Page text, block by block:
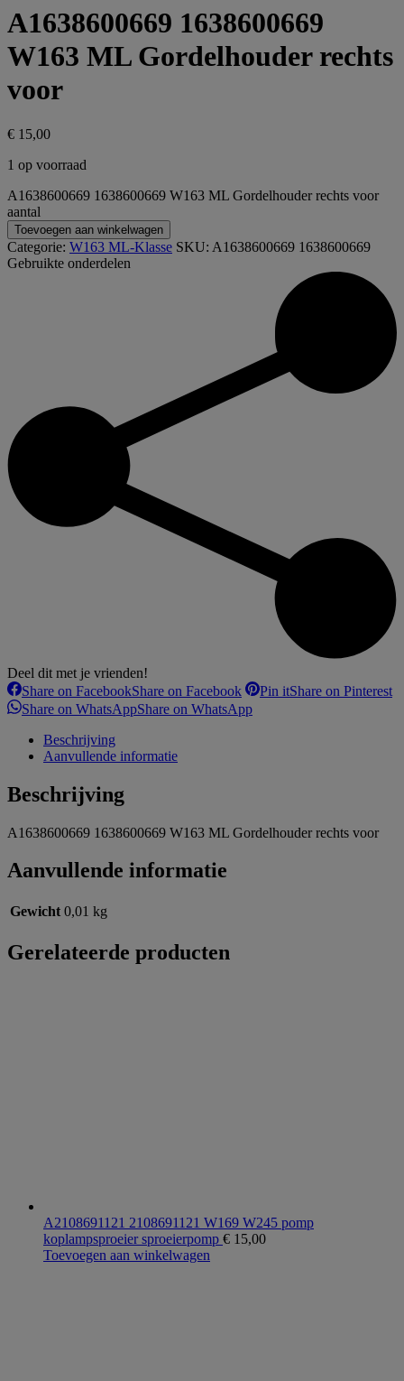
A1638600669 1638600669
W163 ML Gordelhouder rechts
voor
€ 15,00
1 op voorraad
A1638600669 1638600669 W163 ML Gordelhouder rechts voor
aantal
Toevoegen aan winkelwagen
Categorie: W163 ML-Klasse SKU: A1638600669 1638600669
Gebruikte onderdelen
Deel dit met je vrienden!
Share on FacebookShare on Facebook Pin itShare on Pinterest
Share on WhatsAppShare on WhatsApp
Beschrijving
Aanvullende informatie
Beschrijving
A1638600669 1638600669 W163 ML Gordelhouder rechts voor
Aanvullende informatie
Gewicht 0,01 kg
Gerelateerde producten
A2108691121 2108691121 W169 W245 pomp
koplampsproeier sproeierpomp € 15,00
Toevoegen aan winkelwagen